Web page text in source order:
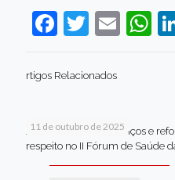
Facebook
Twitter
rtigos Relacionados
11 de outubro de 2025
Jaboatão celebra avanços e
respeito no II Fórum de Saúde